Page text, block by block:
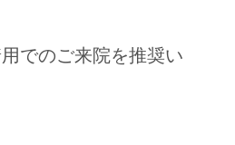
でのご来院を推奨い